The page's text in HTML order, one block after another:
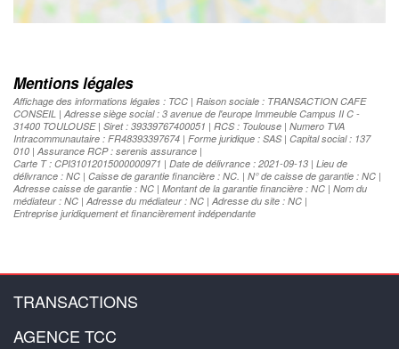
Mentions légales
Affichage des informations légales : TCC | Raison sociale : TRANSACTION CAFE
CONSEIL | Adresse siège social : 3 avenue de l'europe Immeuble Campus II C -
31400 TOULOUSE | Siret : 39339767400051 | RCS : Toulouse | Numero TVA
Intracommunautaire : FR48393397674 | Forme juridique : SAS | Capital social : 137
010 | Assurance RCP : serenis assurance |
Carte T : CPI31012015000000971 | Date de délivrance : 2021-09-13 | Lieu de
délivrance : NC | Caisse de garantie financière : NC. | N° de caisse de garantie : NC |
Adresse caisse de garantie : NC | Montant de la garantie financière : NC | Nom du
médiateur : NC | Adresse du médiateur : NC | Adresse du site : NC |
Entreprise juridiquement et financièrement indépendante
TRANSACTIONS
AGENCE TCC